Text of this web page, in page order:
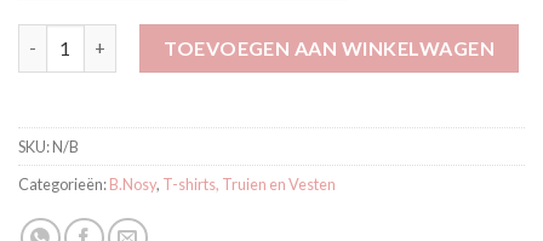
TOEVOEGEN AAN WINKELWAGEN
SKU:N/B
Categorieën:B.Nosy, T-shirts, Truien en Vesten